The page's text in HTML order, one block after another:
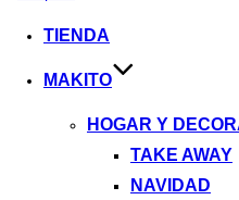
TIENDA
MAKITO
HOGAR Y
TAKE AWAY
NAVIDAD